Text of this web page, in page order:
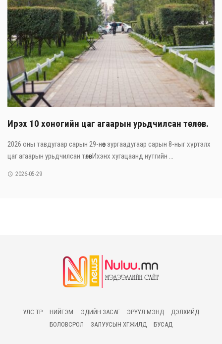
Ирэх 10 хоногийн цаг агаарын урьдчилсан төлөв.
2026 оны тавдугаар сарын 29-нөөс зургаадугаар сарын 8-ныг хүртэлх
цаг агаарын урьдчилсан төлөвИхэнх хугацаанд нутгийн ...
2026-05-29
УЛС ТӨР НИЙГЭМ ЭДИЙН ЗАСАГ ЭРҮҮЛ МЭНД
ДЭЛХИЙД
БОЛОВСРОЛ
ЗАЛУУСЫН ХӨГЖИЛД БУСАД